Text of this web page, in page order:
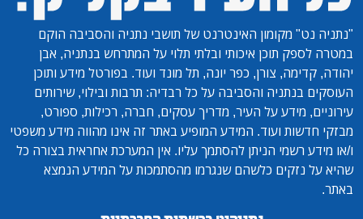
"נתניה נט" מקומון האינטרנט של תושבי נתניה והסביבה הוקם
במטרה לספק תוכן איכותי ובלתי תלוי על המתרחש בנתניה, אבן
יהודה, קדימה, צורן, כפר יונה, תל מונד ועוד. בפורטל מידע ותוכן
העוסקים בנתניה והסביבה על כל רבדיה: תרבות ובילוי, שירותים
עירוניים, מידע על העיר, מדריך עסקים, חברה, רכילות, ספורט,
מבזקי חדשות ועוד. המידע המופיע באתר זה אינו מהווה מידע משפטי
ו/או מידע רשמי הניתן להסתמך עליו. אין המערכת אחראית בצורה כל
שהיא על נזקים כלשהם שנגרמו מהסתמכות על המידע הנמצא
באתר.